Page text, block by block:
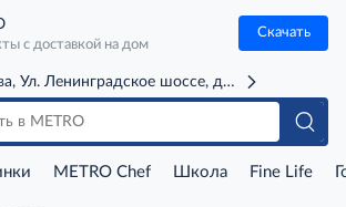
с доставкой на дом
Скачать
Ул. Ленинградское шоссе, д. 71Г (м. Речной
METRO Chef Школа Fine Life